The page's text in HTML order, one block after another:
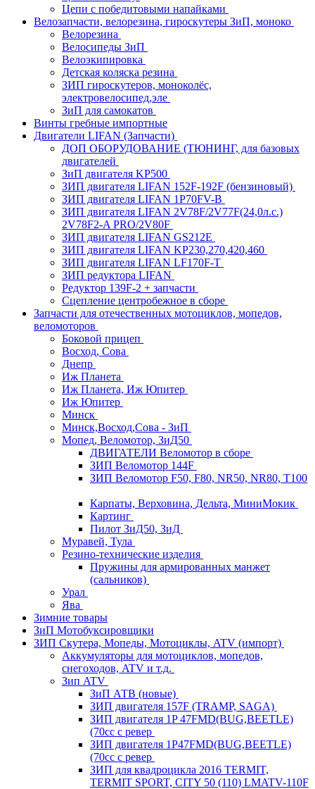
Цепи с победитовыми напайками
Велозапчасти, велорезина, гироскутеры ЗиП, моноко
Велорезина
Велосипеды ЗиП
Велоэкипировка
Детская коляска резина
ЗИП гироскутеров, моноколёс,
электровелосипед,эле
ЗиП для самокатов
Винты гребные импортные
Двигатели LIFAN (Запчасти)
ДОП ОБОРУДОВАНИЕ (ТЮНИНГ, для базовых
двигателей
ЗиП двигателя KP500
ЗИП двигателя LIFAN 152F-192F (бензиновый)
ЗИП двигателя LIFAN 1P70FV-B
ЗИП двигателя LIFAN 2V78F/2V77F(24,0л.с.)
2V78F2-A PRO/2V80F
ЗИП двигателя LIFAN GS212E
ЗИП двигателя LIFAN KP230,270,420,460
ЗИП двигателя LIFAN LF170F-T
ЗИП редуктора LIFAN
Редуктор 139F-2 + запчасти
Сцепление центробежное в сборе
Запчасти для отечественных мотоциклов, мопедов,
веломоторов
Боковой прицеп
Восход, Сова
Днепр
Иж Планета
Иж Планета, Иж Юпитер
Иж Юпитер
Минск
Минск,Восход,Сова - ЗиП
Мопед, Веломотор, ЗиД50
ДВИГАТЕЛИ Веломотор в сборе
ЗИП Веломотор 144F
ЗИП Веломотор F50, F80, NR50, NR80, T100
Карпаты, Верховина, Дельта, МиниМокик
Картинг
Пилот ЗиД50, ЗиД
Муравей, Тула
Резино-технические изделия
Пружины для армированных манжет
(сальников)
Урал
Ява
Зимние товары
ЗиП Мотобуксировщики
ЗИП Скутера, Мопеды, Мотоциклы, ATV (импорт)
Аккумуляторы для мотоциклов, мопедов,
снегоходов, ATV и т.д.
Зип ATV
ЗиП АТВ (новые)
ЗИП двигателя 157F (TRAMP, SAGA)
ЗИП двигателя 1P 47FMD(BUG,BEETLE)
(70cc с ревер
ЗИП двигателя 1P47FMD(BUG,BEETLE)
(70cc с ревер
ЗИП для квадроцикла 2016 TERMIT,
TERMIT SPORT, CITY 50 (110) LMATV-110F